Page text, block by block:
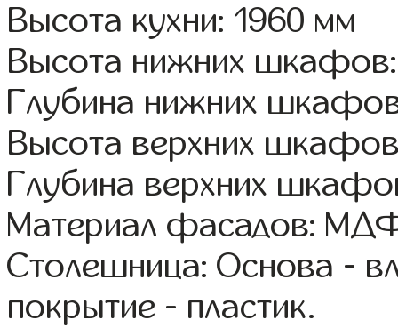
Высота кухни: 1960 мм
Высота нижних
Глубина нижних
Высота верхних
Глубина верхних
Материал фасадов:
Столешница: Основа -
покрытие - пластик.